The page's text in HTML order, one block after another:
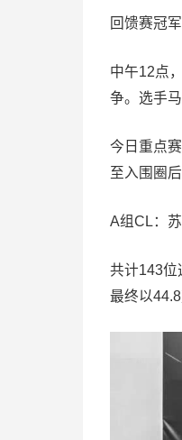
回馈赛冠
中午12点
争。选手
今日重点
至入围圈
A组CL：
共计143位
最终以